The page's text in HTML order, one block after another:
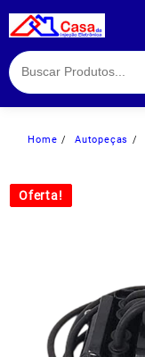
to
Home Autopeças
Oferta!
Oferta!